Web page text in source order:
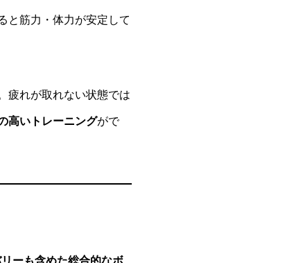
と筋力・体力が安定して
疲れが取れない状態では
高いトレーニングがで
ーも含めた総合的なボ